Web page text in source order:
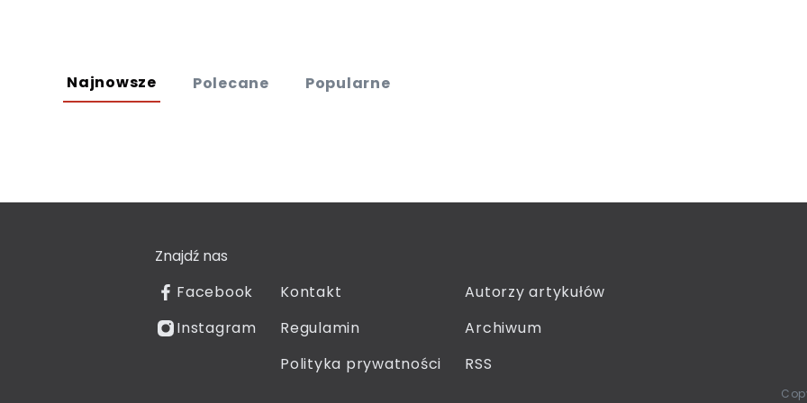
Najnowsze Polecane Popularne
Znajdź nas
Facebook
Instagram
Kontakt
Regulamin
Polityka prywatności
Autorzy artykułów
Archiwum
RSS